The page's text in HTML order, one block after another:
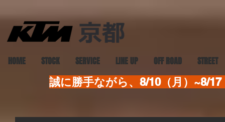
HOME STOCK SERVICE LINE UP OFF ROAD STREET
誠に勝手ながら、8/10（月）~8/